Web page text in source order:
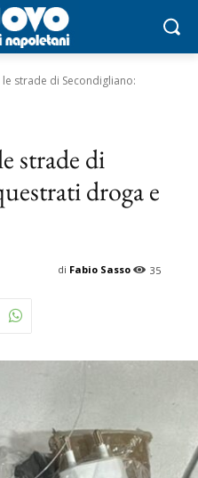
strade di Secondigliano:
strade di
droga e
35
di Fabio Sasso